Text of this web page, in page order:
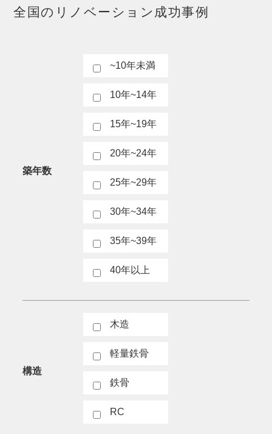
全国のリノベーション成功事例
築年数
~10年未満
10年~14年
15年~19年
20年~24年
25年~29年
30年~34年
35年~39年
40年以上
構造
木造
軽量鉄骨
鉄骨
RC